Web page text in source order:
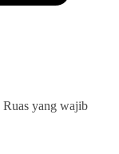
Ruas yang wajib